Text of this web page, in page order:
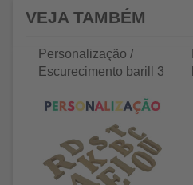
VEJA TAMBÉM
Personalização /
Escurecimento barill 3